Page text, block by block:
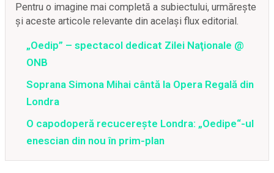
Pentru o imagine mai completă a subiectului, urmărește
și aceste articole relevante din același flux editorial.
„Oedip” – spectacol dedicat Zilei Naţionale @
ONB
Soprana Simona Mihai cântă la Opera Regală din
Londra
O capodoperă recucerește Londra: „Oedipe“-ul
enescian din nou în prim-plan